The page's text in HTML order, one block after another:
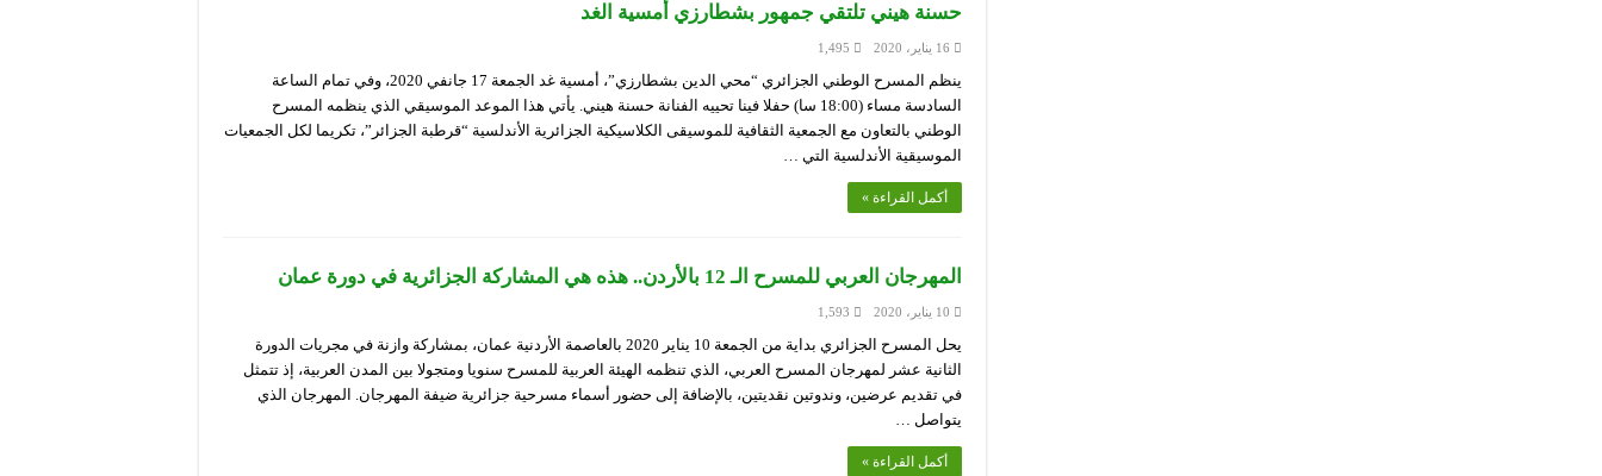
حسنة هيني تلتقي جمهور بشطارزي أمسية الغد
16 يناير، 2020 1,495
ينظم المسرح الوطني الجزائري “محي الدين بشطارزي”، أمسية غد الجمعة 17 جانفي 2020، وفي تمام الساعة
السادسة مساء (18:00 سا) حفلا فينا تحييه الفنانة حسنة هيني. يأتي هذا الموعد الموسيقي الذي ينظمه المسرح
الوطني بالتعاون مع الجمعية الثقافية للموسيقى الكلاسيكية الجزائرية الأندلسية “قرطبة الجزائر”، تكريما لكل الجمعيات
الموسيقية الأندلسية التي …
أكمل القراءة »
المهرجان العربي للمسرح الـ 12 بالأردن.. هذه هي المشاركة الجزائرية في دورة عمان
10 يناير، 2020 1,593
يحل المسرح الجزائري بداية من الجمعة 10 يناير 2020 بالعاصمة الأردنية عمان، بمشاركة وازنة في مجريات الدورة
الثانية عشر لمهرجان المسرح العربي، الذي تنظمه الهيئة العربية للمسرح سنويا ومتجولا بين المدن العربية، إذ تتمثل
في تقديم عرضين، وندوتين نقديتين، بالإضافة إلى حضور أسماء مسرحية جزائرية ضيفة المهرجان. المهرجان الذي
يتواصل …
أكمل القراءة »